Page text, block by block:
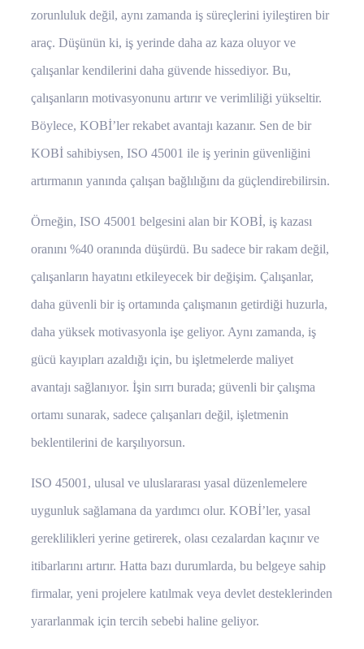
zorunluluk değil, aynı zamanda iş süreçlerini iyileştiren bir
araç. Düşünün ki, iş yerinde daha az kaza oluyor ve
çalışanlar kendilerini daha güvende hissediyor. Bu,
çalışanların motivasyonunu artırır ve verimliliği yükseltir.
Böylece, KOBİ’ler rekabet avantajı kazanır. Sen de bir
KOBİ sahibiysen, ISO 45001 ile iş yerinin güvenliğini
artırmanın yanında çalışan bağlılığını da güçlendirebilirsin.
Örneğin, ISO 45001 belgesini alan bir KOBİ, iş kazası
oranını %40 oranında düşürdü. Bu sadece bir rakam değil,
çalışanların hayatını etkileyecek bir değişim. Çalışanlar,
daha güvenli bir iş ortamında çalışmanın getirdiği huzurla,
daha yüksek motivasyonla işe geliyor. Aynı zamanda, iş
gücü kayıpları azaldığı için, bu işletmelerde maliyet
avantajı sağlanıyor. İşin sırrı burada; güvenli bir çalışma
ortamı sunarak, sadece çalışanları değil, işletmenin
beklentilerini de karşılıyorsun.
ISO 45001, ulusal ve uluslararası yasal düzenlemelere
uygunluk sağlamana da yardımcı olur. KOBİ’ler, yasal
gereklilikleri yerine getirerek, olası cezalardan kaçınır ve
itibarlarını artırır. Hatta bazı durumlarda, bu belgeye sahip
firmalar, yeni projelere katılmak veya devlet desteklerinden
yararlanmak için tercih sebebi haline geliyor.